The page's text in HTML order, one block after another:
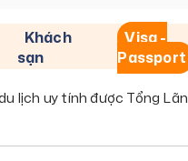
Khách
sạn
Visa -
Passport
lịch uy tính được Tổng